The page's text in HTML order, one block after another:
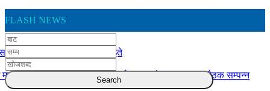
FLASH NEWS
दुर्घटना : एकको मृत्यु, ६ जना घाइते
कार्यालय बिच योजना कार्यान्वयन बारे समन्वयात्मक बैठक सम्पन्न